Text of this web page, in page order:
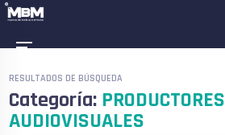
RESULTADOS DE BÚSQUEDA
Categoría: PRODUCTORES
AUDIOVISUALES